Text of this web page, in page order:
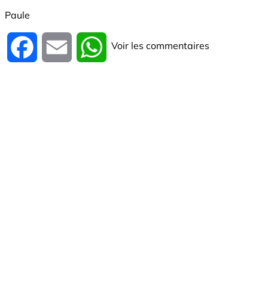
Paule
Facebook Email WhatsApp
Voir les commentaires